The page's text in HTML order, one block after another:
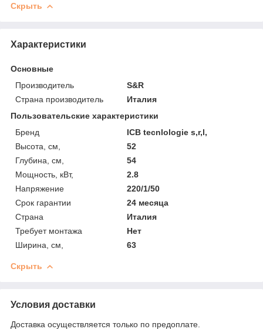
Скрыть
Характеристики
Основные
Производитель
S&R
Страна производитель
Италия
Пользовательские характеристики
Бренд
ICB tecnlologie s,r,l,
Высота, см,
52
Глубина, см,
54
Мощность, кВт,
2.8
Напряжение
220/1/50
Срок гарантии
24 месяца
Страна
Италия
Требует монтажа
Нет
Ширина, см,
63
Скрыть
Условия доставки
Доставка осуществляется только по предоплате.